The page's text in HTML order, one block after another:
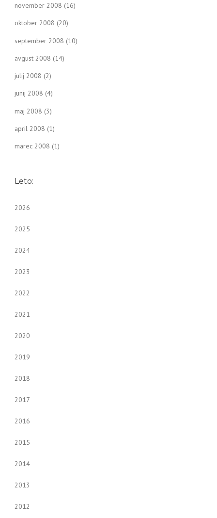
november 2008 (16)
oktober 2008 (20)
september 2008 (10)
avgust 2008 (14)
julij 2008 (2)
junij 2008 (4)
maj 2008 (3)
april 2008 (1)
marec 2008 (1)
Leto:
2026
2025
2024
2023
2022
2021
2020
2019
2018
2017
2016
2015
2014
2013
2012